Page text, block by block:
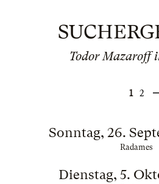
Todor Mazaroff
1 2
Sonntag, 26.
Radames
Dienstag, 5.